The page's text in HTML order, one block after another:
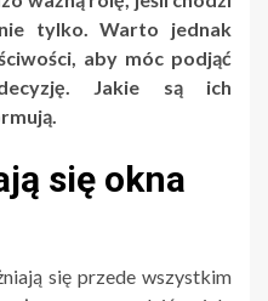
tylko. Warto jednak
aby móc podjąć
Jakie są ich
się okna
się przede wszystkim